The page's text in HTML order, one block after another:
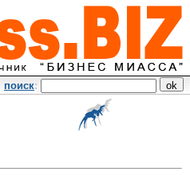
поиск: